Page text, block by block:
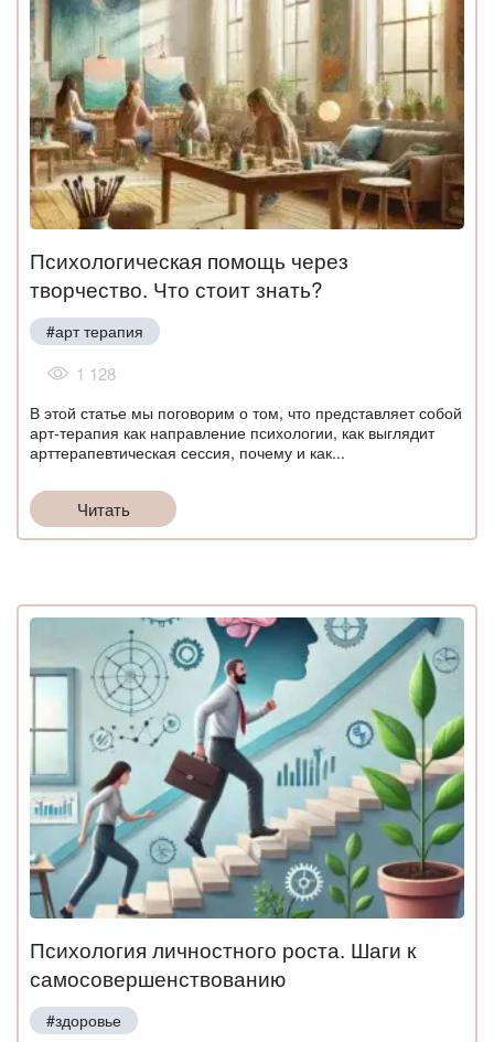
Психологическая помощь через
творчество. Что стоит знать?
#арт терапия
1 128
В этой статье мы поговорим о том, что представляет собой
арт-терапия как направление психологии, как выглядит
арттерапевтическая сессия, почему и как...
Читать
Психология личностного роста. Шаги к
самосовершенствованию
#здоровье